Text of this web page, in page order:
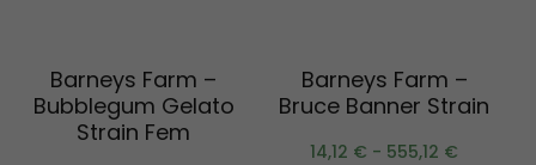
Barneys Farm –
Bubblegum Gelato
Strain Fem
Barneys Farm –
Bruce Banner Strain
14,12 € - 555,12 €